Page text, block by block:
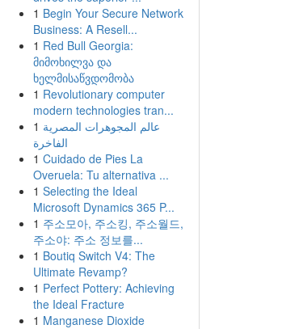
1 Begin Your Secure Network
Business: A Resell...
1 Red Bull Georgia:
მიმოხილვა და
ხელმისაწვდომობა
1 Revolutionary computer
modern technologies tran...
1 عالم المجوهرات المصرية
الفاخرة
1 Cuidado de Pies La
Overuela: Tu alternativa ...
1 Selecting the Ideal
Microsoft Dynamics 365 P...
1 주소모아, 주소킹, 주소월드,
주소야: 주소 정보를...
1 Boutiq Switch V4: The
Ultimate Revamp?
1 Perfect Pottery: Achieving
the Ideal Fracture
1 Manganese Dioxide